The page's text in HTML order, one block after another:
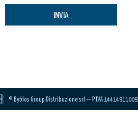
INVIA
© Byblos Group Distribuzione srl — P.IVA 14414911009